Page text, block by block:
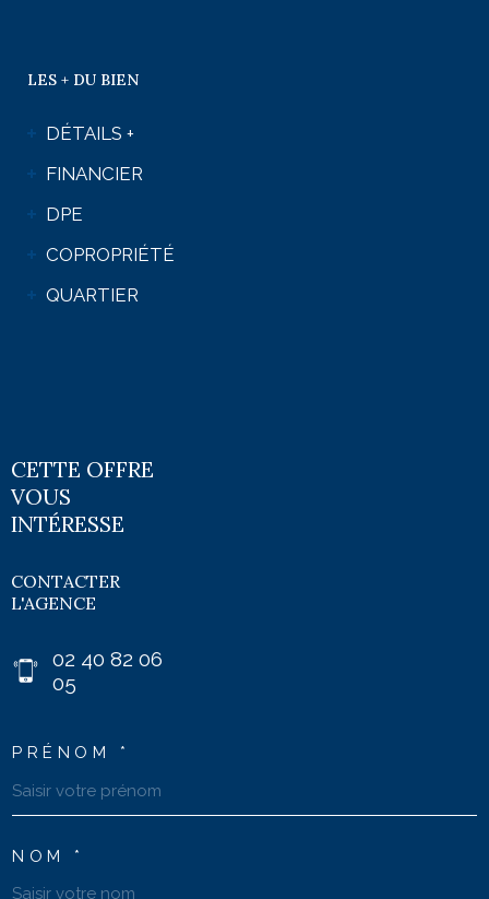
LES + DU BIEN
DÉTAILS +
FINANCIER
DPE
COPROPRIÉTÉ
QUARTIER
CETTE OFFRE
VOUS
INTÉRESSE
CONTACTER
L'AGENCE
02 40 82 06
05
PRÉNOM *
NOM *